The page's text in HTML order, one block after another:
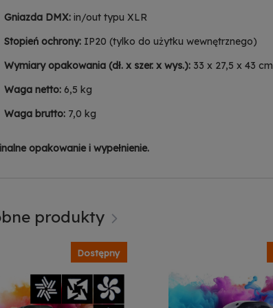
Gniazda DMX: in/out typu XLR
Stopień ochrony: IP20 (tylko do użytku wewnętrznego)
Wymiary opakowania (dł. x szer. x wys.): 33 x 27,5 x 43 cm
Waga netto: 6,5 kg
Waga brutto: 7,0 kg
opakowanie i wypełnienie.
produkty
Dostępny